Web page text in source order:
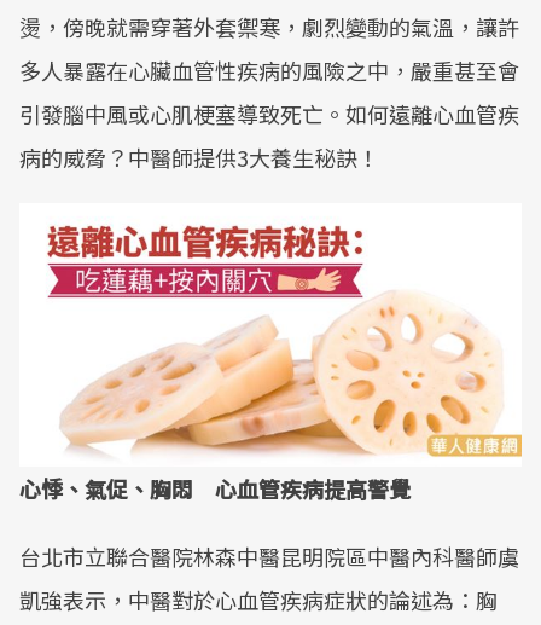
燙，傍晚就需穿著外套禦寒，劇烈變動的氣溫，讓許
多人暴露在心臟血管性疾病的風險之中，嚴重甚至會
引發腦中風或心肌梗塞導致死亡。如何遠離心血管疾
病的威脅？中醫師提供3大養生秘訣！
心悸、氣促、胸悶 心血管疾病提高警覺
台北市立聯合醫院林森中醫昆明院區中醫內科醫師虞
凱強表示，中醫對於心血管疾病症狀的論述為：胸